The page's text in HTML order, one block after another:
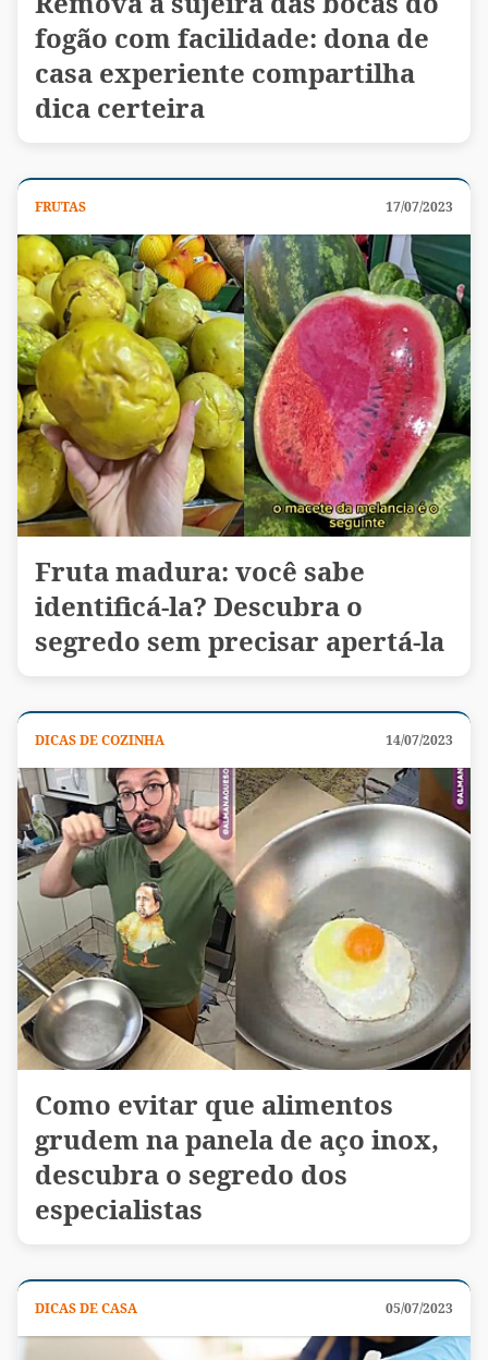
fogão com facilidade: dona de
casa experiente compartilha
dica certeira
FRUTAS 17/07/2023
Fruta madura: você sabe
identificá-la? Descubra o
segredo sem precisar apertá-la
DICAS DE COZINHA 14/07/2023
Como evitar que alimentos
grudem na panela de aço inox,
descubra o segredo dos
especialistas
DICAS DE CASA 05/07/2023